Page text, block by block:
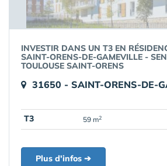
INVESTIR DANS UN T3 EN
SAINT-ORENS-DE-GAMEVILLE -
TOULOUSE SAINT-ORENS
31650 - SAINT-ORENS-DE-
T3 59 m2
Plus d'infos ➔